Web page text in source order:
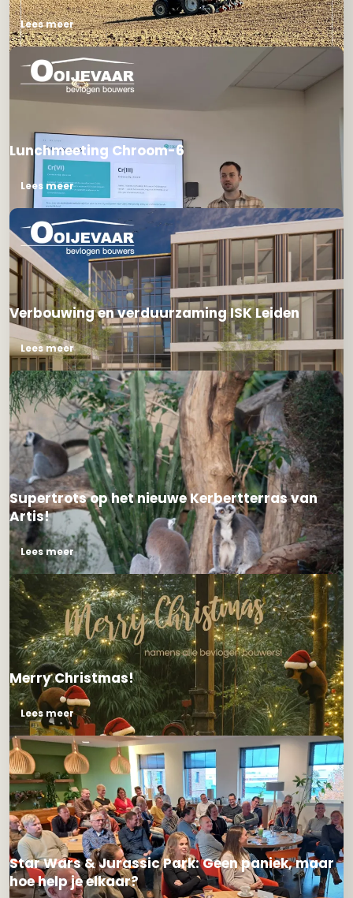
Lees meer
Lunchmeeting Chroom-6
Lees meer
Verbouwing en verduurzaming ISK Leiden
Lees meer
Supertrots op het nieuwe Kerbertterras van
Artis!
Lees meer
Merry Christmas!
Lees meer
Star Wars & Jurassic Park: Geen paniek, maar
hoe help je elkaar?